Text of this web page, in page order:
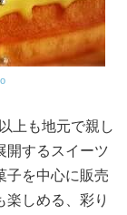
上も地元で親し
開するスイーツ
子を中心に販売
楽しめる、彩り